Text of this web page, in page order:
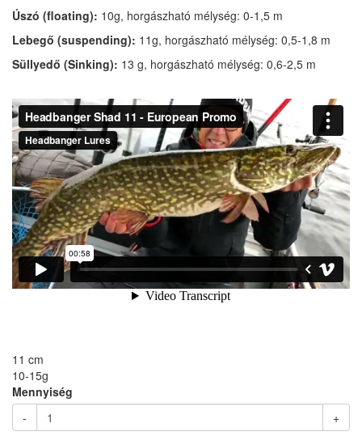
Úszó (floating): 10g, horgászható mélység: 0-1,5 m
Lebegő (suspending): 11g, horgászható mélység: 0,5-1,8 m
Süllyedő (Sinking): 13 g, horgászható mélység: 0,6-2,5 m
11 cm
10-15g
Mennyiség
-
+